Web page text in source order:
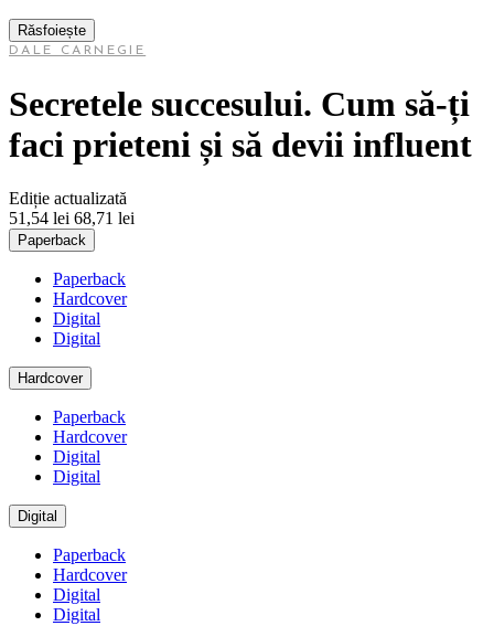
Răsfoiește
DALE CARNEGIE
Secretele succesului. Cum să-ți
faci prieteni și să devii influent
Ediție actualizată
51,54 lei 68,71 lei
Paperback
Paperback
Hardcover
Digital
Digital
Hardcover
Paperback
Hardcover
Digital
Digital
Digital
Paperback
Hardcover
Digital
Digital